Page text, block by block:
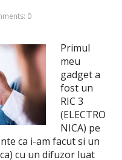
0
Primul
meu
gadget a
fost un
RIC 3
(ELECTRO
NICA) pe
ca i-am facut si un
cu un difuzor luat